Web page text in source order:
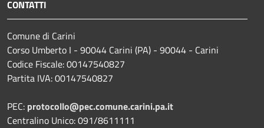
CONTATTI
Comune di Carini
Corso Umberto I - 90044 Carini (PA) - 90044 - Carini
Codice Fiscale: 00147540827
Partita IVA: 00147540827
PEC: protocollo@pec.comune.carini.pa.it
Centralino Unico: 091/8611111